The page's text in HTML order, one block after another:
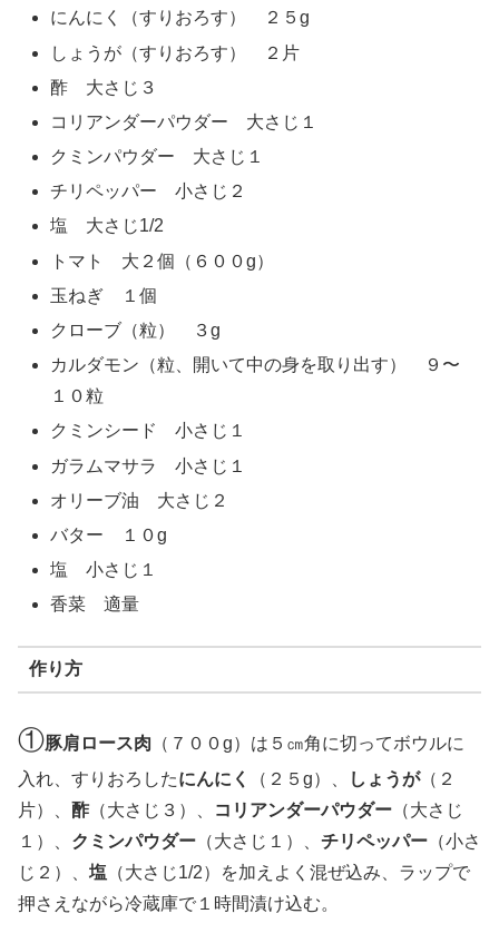
にんにく（すりおろす） ２５g
しょうが（すりおろす） ２片
酢 大さじ３
コリアンダーパウダー 大さじ１
クミンパウダー 大さじ１
チリペッパー 小さじ２
塩 大さじ1/2
トマト 大２個（６００g）
玉ねぎ １個
クローブ（粒） ３g
カルダモン（粒、開いて中の身を取り出す） ９〜
１０粒
クミンシード 小さじ１
ガラムマサラ 小さじ１
オリーブ油 大さじ２
バター １０g
塩 小さじ１
香菜 適量
作り方
①豚肩ロース肉 （７００g）は５㎝角に切ってボウルに
入れ、すりおろしたにんにく （２５g）、 しょうが（２
片）、 酢（大さじ３）、 コリアンダーパウダー （大さじ
１）、 クミンパウダー （大さじ１）、 チリペッパー （小さ
じ２）、 塩 （大さじ1/2）を加えよく混ぜ込み、ラップで
押さえながら冷蔵庫で１時間漬け込む。